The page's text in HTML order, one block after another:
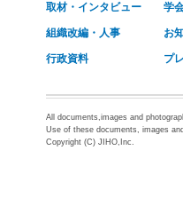
取材・インタビュー 学
組織改編・人事 お
行政資料 プ
All documents,images and
Use of these documents, images
Copyright (C) JIHO,Inc.